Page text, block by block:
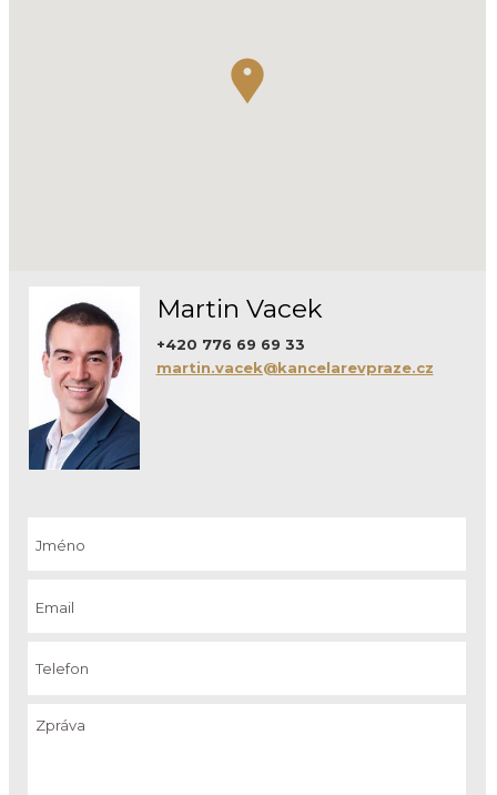
Martin Vacek
+420 776 69 69 33
martin.vacek@kancelarevpraze.cz